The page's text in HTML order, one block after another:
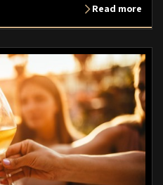
Read more